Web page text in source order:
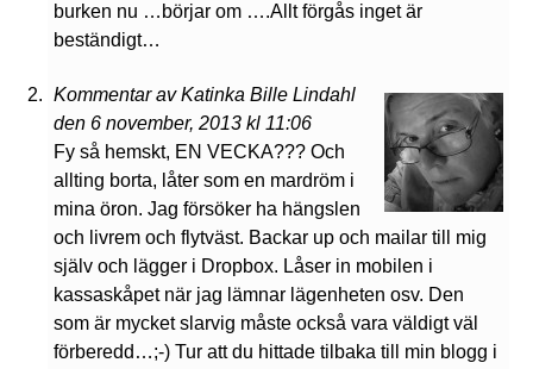
burken nu …börjar om ….Allt förgås inget är
beständigt…
Kommentar av Katinka Bille Lindahl
den 6 november, 2013 kl 11:06
Fy så hemskt, EN VECKA??? Och
allting borta, låter som en mardröm i
mina öron. Jag försöker ha hängslen
och livrem och flytväst. Backar up och mailar till mig
själv och lägger i Dropbox. Låser in mobilen i
kassaskåpet när jag lämnar lägenheten osv. Den
som är mycket slarvig måste också vara väldigt väl
förberedd…;-) Tur att du hittade tilbaka till min blogg i